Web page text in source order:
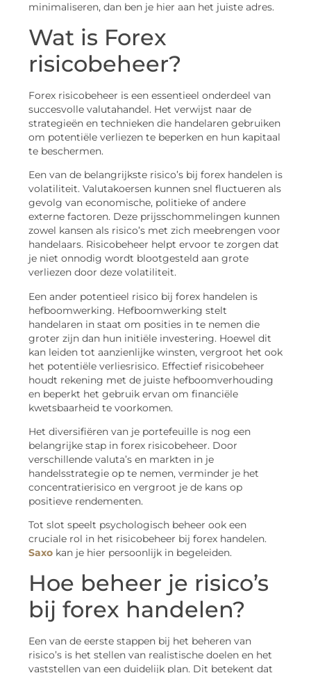
minimaliseren, dan ben je hier aan het juiste adres.
Wat is Forex
risicobeheer?
Forex risicobeheer is een essentieel onderdeel van
succesvolle valutahandel. Het verwijst naar de
strategieën en technieken die handelaren gebruiken
om potentiële verliezen te beperken en hun kapitaal
te beschermen.
Een van de belangrijkste risico’s bij forex handelen is
volatiliteit. Valutakoersen kunnen snel fluctueren als
gevolg van economische, politieke of andere
externe factoren. Deze prijsschommelingen kunnen
zowel kansen als risico’s met zich meebrengen voor
handelaars. Risicobeheer helpt ervoor te zorgen dat
je niet onnodig wordt blootgesteld aan grote
verliezen door deze volatiliteit.
Een ander potentieel risico bij forex handelen is
hefboomwerking. Hefboomwerking stelt
handelaren in staat om posities in te nemen die
groter zijn dan hun initiële investering. Hoewel dit
kan leiden tot aanzienlijke winsten, vergroot het ook
het potentiële verliesrisico. Effectief risicobeheer
houdt rekening met de juiste hefboomverhouding
en beperkt het gebruik ervan om financiële
kwetsbaarheid te voorkomen.
Het diversifiëren van je portefeuille is nog een
belangrijke stap in forex risicobeheer. Door
verschillende valuta’s en markten in je
handelsstrategie op te nemen, verminder je het
concentratierisico en vergroot je de kans op
positieve rendementen.
Tot slot speelt psychologisch beheer ook een
cruciale rol in het risicobeheer bij forex handelen.
Saxo kan je hier persoonlijk in begeleiden.
Hoe beheer je risico’s
bij forex handelen?
Een van de eerste stappen bij het beheren van
risico’s is het stellen van realistische doelen en het
vaststellen van een duidelijk plan. Dit betekent dat